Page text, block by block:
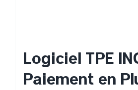
Logiciel TPE
Paiement en